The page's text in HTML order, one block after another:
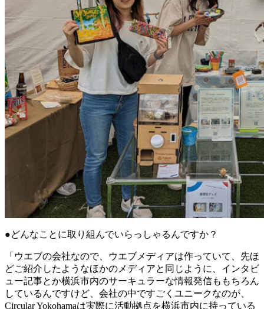
●どんなことに取り組んでいらっしゃるんですか？
「ウエブの会社なので、ウエブメディアは作っていて、先ほ
どご紹介したようなほかのメディアと同じように、インタビ
ュー記事とか横浜市内のサーキュラーな情報発信ももちろん
しているんですけど、会社の中ですごくユニークなのが、
Circular Yokohamaは実際に活動拠点を横浜市内に持っている